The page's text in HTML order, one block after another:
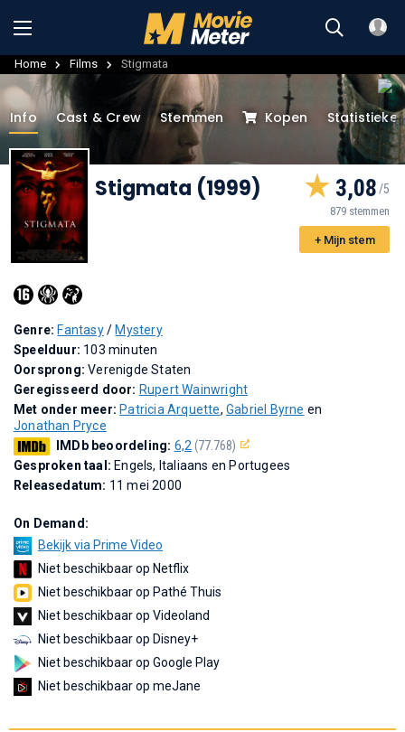
Home Films Stigmata
Info Cast & Crew Stemmen Kopen
Stigmata (1999) 3,08
879 stemmen
+ Mijn stem
Genre: Fantasy/ Mystery
Speelduur: 103 minuten
Oorsprong:Verenigde Staten
Geregisseerd door: Rupert Wainwright
Met onder meer: Patricia Arquette,Gabriel Byrne en
Jonathan Pryce
IMDb beoordeling: 6,2 (77.768)
Gesproken taal: Engels, Italiaans en Portugees
Releasedatum: 11 mei 2000
On Demand:
Bekijk via Prime Video
Niet beschikbaar op Netflix
Niet beschikbaar op Pathé Thuis
Niet beschikbaar op Videoland
Niet beschikbaar op Disney+
Niet beschikbaar op Google Play
Niet beschikbaar op meJane